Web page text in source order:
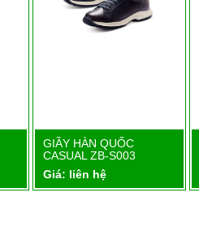
Chi tiết
GIẦY HÀN QUỐC
CASUAL ZB-S003
Giá: liên hệ